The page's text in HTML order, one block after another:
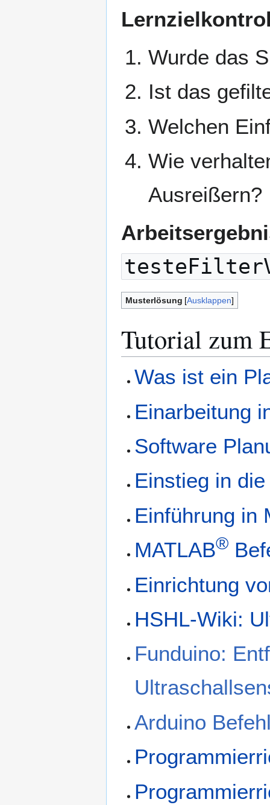
Wurde das
Ist das
Welchen
Wie
Ausreißern?
Ausklappen
Musterlösung
Tutorial zum
Was ist ein
Einarbeitung
Software
Einstieg in
Einführung in
MATLAB®
Einrichtung
HSHL-Wiki:
Funduino:
Arduino